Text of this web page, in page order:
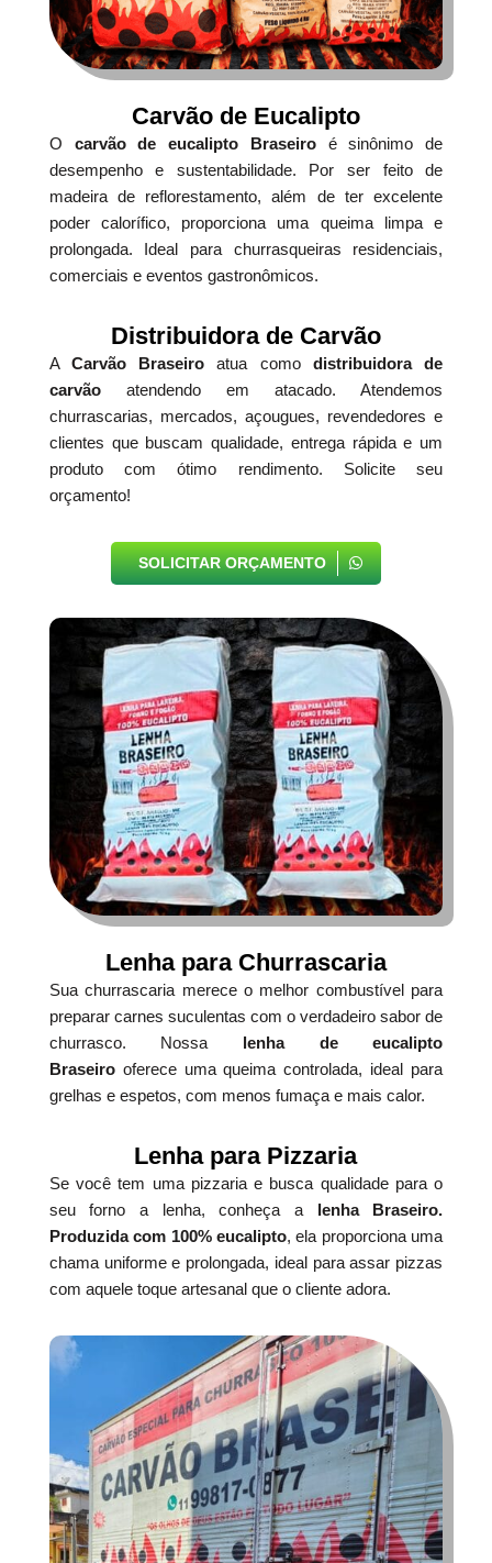
Carvão de Eucalipto
O carvão de eucalipto Braseiroé sinônimo de
desempenho e sustentabilidade. Por ser feito de
madeira de reflorestamento, além de ter excelente
poder calorífico, proporciona uma queima limpa e
prolongada. Ideal para churrasqueiras residenciais,
comerciais e eventos gastronômicos.
Distribuidora de Carvão
ACarvão Braseiro atua como distribuidora de
carvãoatendendo em atacado. Atendemos
churrascarias, mercados, açougues, revendedores e
clientes que buscam qualidade, entrega rápida e um
produto com ótimo rendimento. Solicite seu
orçamento!
SOLICITAR ORÇAMENTO
Lenha para Churrascaria
Sua churrascaria merece o melhor combustível para
preparar carnes suculentas com o verdadeiro sabor de
churrasco. Nossa lenha de eucalipto
Braseirooferece uma queima controlada, ideal para
grelhas e espetos, com menos fumaça e mais calor.
Lenha para Pizzaria
Se você tem uma pizzaria e busca qualidade para o
seu forno a lenha, conheça a lenha Braseiro.
Produzida com 100% eucalipto, ela proporciona uma
chama uniforme e prolongada, ideal para assar pizzas
com aquele toque artesanal que o cliente adora.